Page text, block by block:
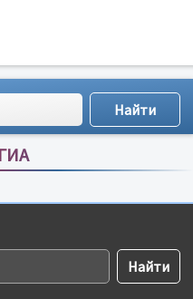
по:имени;рейтингу;отзывам